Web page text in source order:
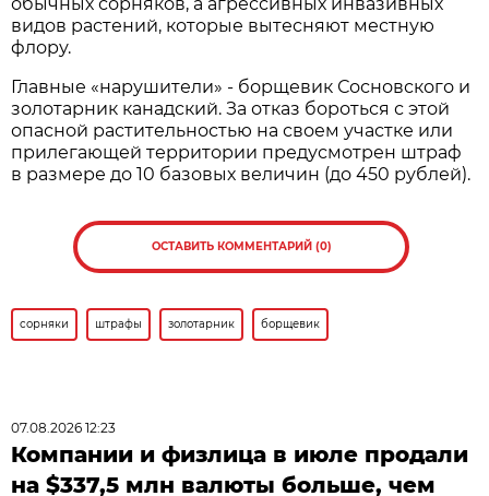
видов растений, которые вытесняют местную
флору.
Главные «нарушители» - борщевик Сосновского и
золотарник канадский. За отказ бороться с этой
опасной растительностью на своем участке или
прилегающей территории предусмотрен штраф
в размере до 10 базовых величин (до 450 рублей).
ОСТАВИТЬ КОММЕНТАРИЙ (0)
сорняки штрафы золотарник борщевик
07.08.2026 12:23
Компании и физлица в июле продали
на $337,5 млн валюты больше, чем